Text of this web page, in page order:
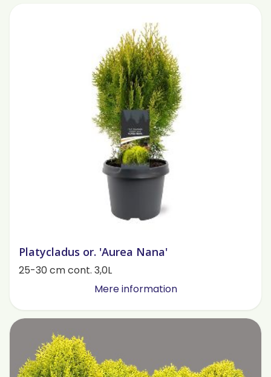
Platycladus or. 'Aurea Nana'
25-30 cm cont. 3,0L
Mere information